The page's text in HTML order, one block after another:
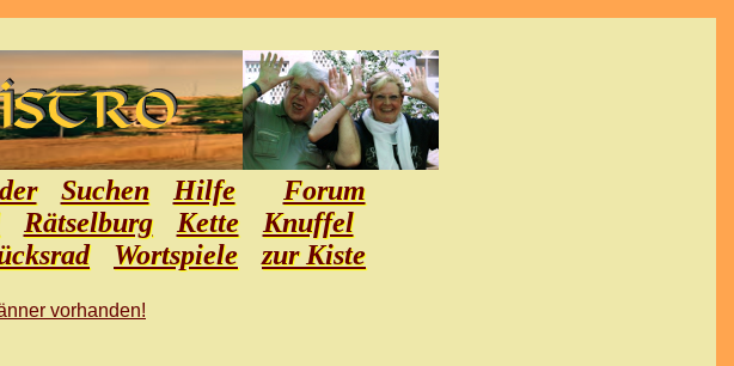
Suchen Hilfe
Forum
Rätselburg Kette
Knuffel
Wortspiele zur Kiste
vorhanden!